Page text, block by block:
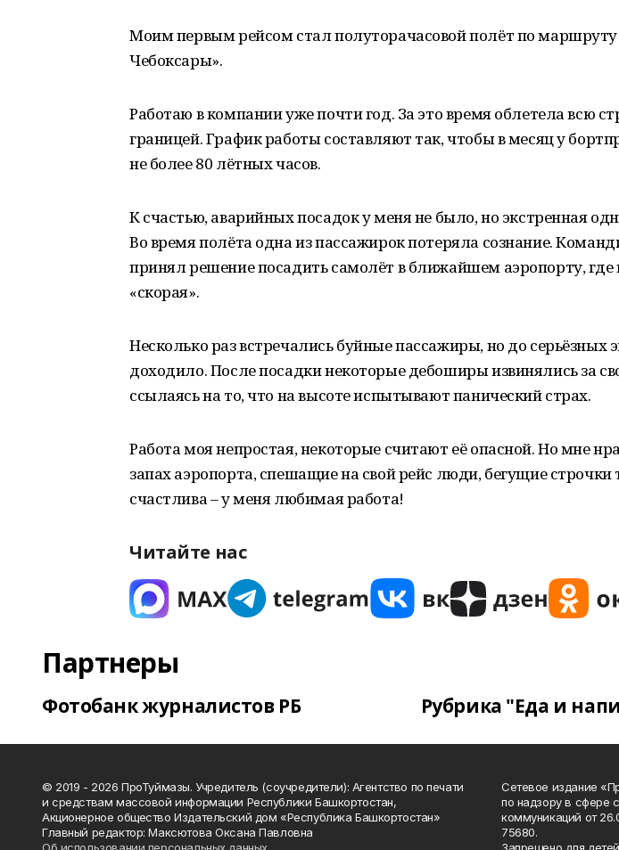
Моим первым рейсом стал полуторачасовой полёт по
Чебоксары».
Работаю в компании уже почти год. За это время облетела всю
границей. График работы составляют так, чтобы в месяц у
не более 80 лётных часов.
К счастью, аварийных посадок у меня не было, но экстренная
Во время полёта одна из пассажирок потеряла сознание.
принял решение посадить самолёт в ближайшем аэропорту,
«скорая».
Несколько раз встречались буйные пассажиры, но до серьёзных
доходило. После посадки некоторые дебоширы извинялись за
ссылаясь на то, что на высоте испытывают панический страх.
Работа моя непростая, некоторые считают её опасной. Но мне
запах аэропорта, спешащие на свой рейс люди, бегущие строчки
счастлива – у меня любимая работа!
Читайте нас
Партнеры
Фотобанк журналистов РБ Рубрика "Еда и
© 2019 - 2026 ПроТуймазы. Учредитель (соучредители): Агентство по печати
и средствам массовой информации Республики Башкортостан,
Акционерное общество Издательский дом «Республика Башкортостан»
Главный редактор: Максютова Оксана Павловна
Сетевое издание
по надзору в сфере
коммуникаций от
75680.